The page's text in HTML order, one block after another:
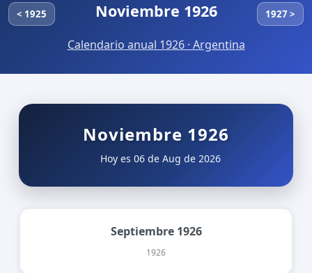
< 1925 Noviembre 1926 1927 >
Calendario anual 1926 · Argentina
Noviembre 1926
Hoy es 06 de Aug de 2026
Septiembre 1926
1926